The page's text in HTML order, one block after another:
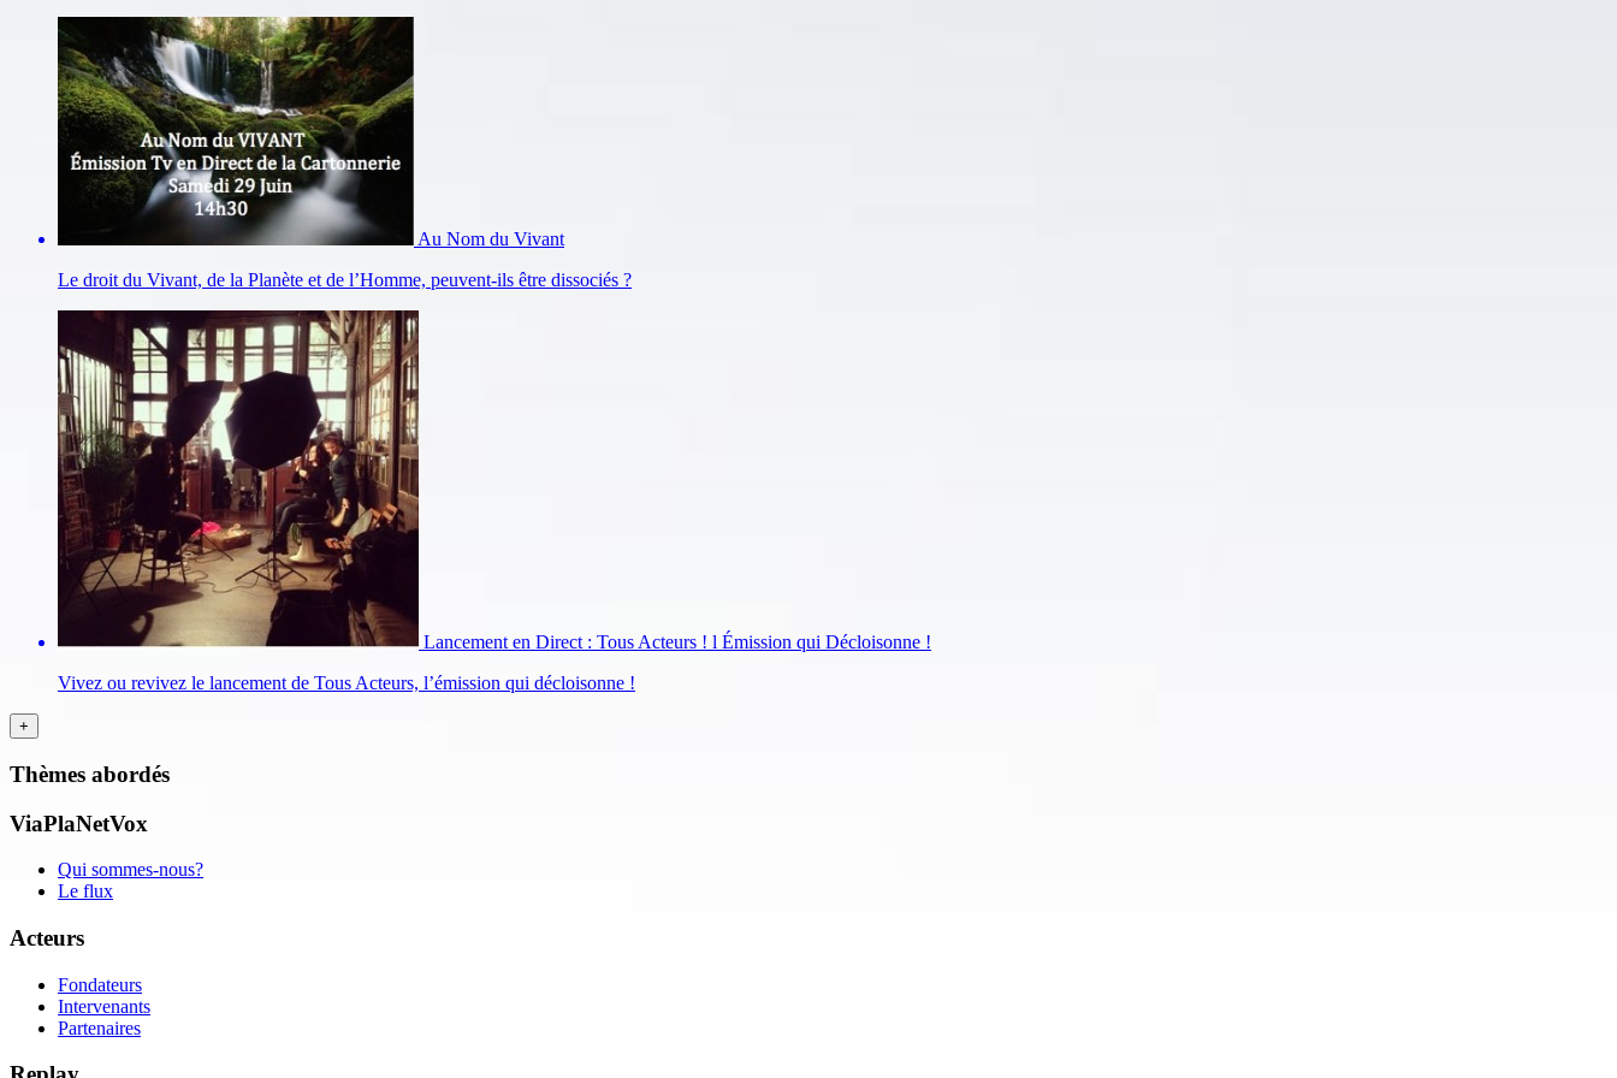
Au Nom du Vivant
Le droit du Vivant, de la Planète et de l’Homme, peuvent-ils être dissociés ?
Lancement en Direct : Tous Acteurs ! l Émission qui Décloisonne !
Vivez ou revivez le lancement de Tous Acteurs, l’émission qui décloisonne !
Thèmes abordés
ViaPlaNetVox
Qui sommes-nous?
Le flux
Acteurs
Fondateurs
Intervenants
Partenaires